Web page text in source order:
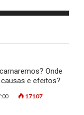
Onde
e efeitos?
17107